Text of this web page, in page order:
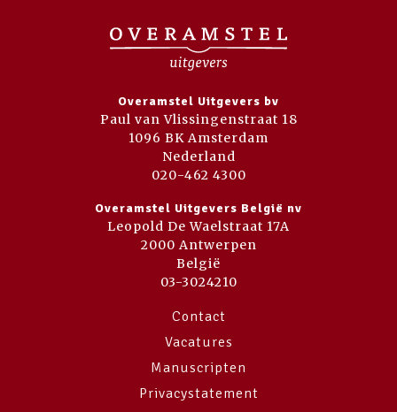
Overamstel Uitgevers bv
Paul van Vlissingenstraat 18
1096 BK Amsterdam
Nederland
020-462 4300
Overamstel Uitgevers België nv
Leopold De Waelstraat 17A
2000 Antwerpen
België
03-3024210
Contact
Vacatures
Manuscripten
Privacystatement